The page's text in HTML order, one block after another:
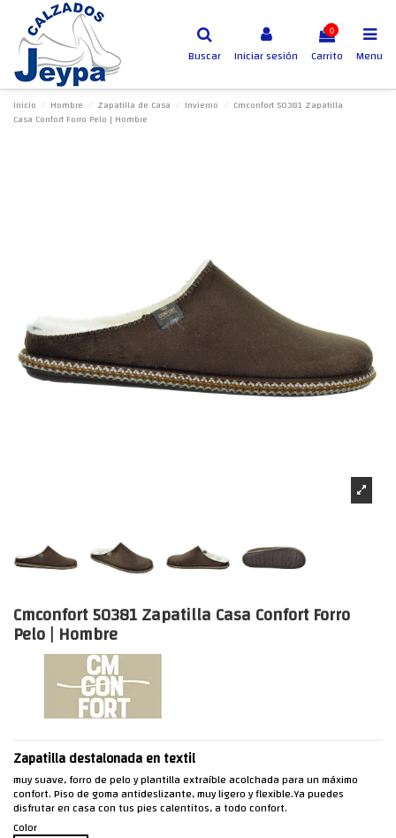
Buscar Iniciar sesión
0
Carrito Menu
Inicio Hombre Zapatilla de Casa Invierno
Cmconfort 50381 Zapatilla
Casa Confort Forro Pelo | Hombre
Cmconfort 50381 Zapatilla Casa Confort Forro
Pelo | Hombre
Zapatilla destalonada en textil
muy suave, forro de pelo y plantilla extraíble acolchada para un máximo
confort. Piso de goma antideslizante, muy ligero y flexible.Ya puedes
disfrutar en casa con tus pies calentitos, a todo confort.
Color